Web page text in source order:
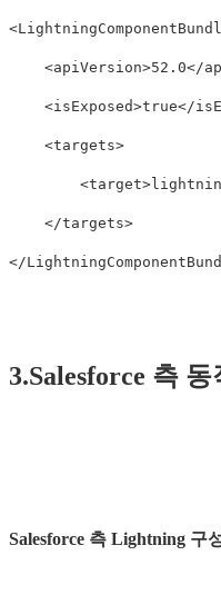
<apiVersion>52.0</
<isExposed>true</
<targets>
<target>
</targets>
</
3.Salesforce 측 동
Salesforce 측 Lightning 구